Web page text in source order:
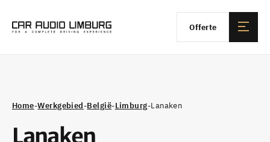
Offerte
Home-Werkgebied-België-Limburg-Lanaken
Lanaken